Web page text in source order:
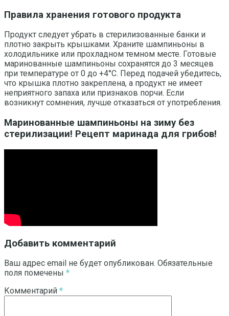
Правила хранения готового продукта
Продукт следует убрать в стерилизованные банки и
плотно закрыть крышками. Храните шампиньоны в
холодильнике или прохладном темном месте. Готовые
маринованные шампиньоны сохранятся до 3 месяцев
при температуре от 0 до +4°C. Перед подачей убедитесь,
что крышка плотно закреплена, а продукт не имеет
неприятного запаха или признаков порчи. Если
возникнут сомнения, лучше отказаться от употребления.
Маринованные шампиньоны на зиму без
стерилизации! Рецепт маринада для грибов!
Добавить комментарий
Ваш адрес email не будет опубликован. Обязательные
поля помечены *
Комментарий *